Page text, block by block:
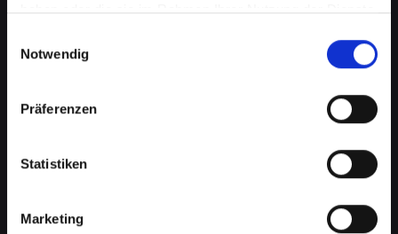
haben oder die sie im Rahmen Ihrer Nutzung der Dienste
Notwendig
Präferenzen
Statistiken
Marketing
Displayprobleme bei Ihrem
IPHONE-11-PRO-MAX in Bad-
saürbrunn schnell beheben
Ein beschädigtes oder defektes Display bei
Ihrem IPHONE-11-PRO-MAX kann mehr als nur
ein optisches Ärgernis sein. Es beeinträchtigt
die Benutzerfreundlichkeit, verringert die
Lesbarkeit und kann sogar die Touch-
Funktionalität einschränken. Von Rissen bis zu